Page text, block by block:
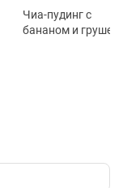
Чиа-пудинг с
бананом и грушей